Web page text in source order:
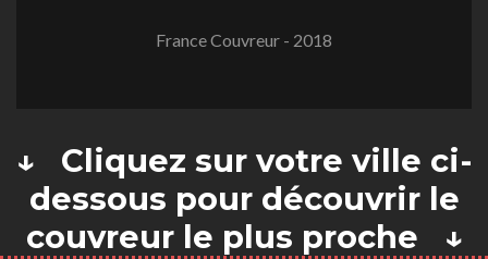
France Couvreur - 2018
↓ Cliquez sur votre ville ci-
dessous pour découvrir le
couvreur le plus proche ↓